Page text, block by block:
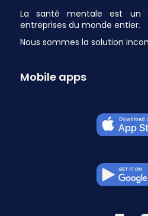
La santé mentale est un
entreprises du monde entier.
Nous sommes la solution
Mobile apps